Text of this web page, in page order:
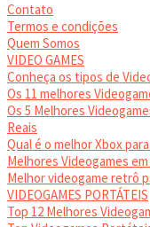
Contato
Termos e condições
Quem Somos
VIDEO GAMES
Conheça os tipos de
Os 11 melhores
Os 5 Melhores
Reais
Qual é o melhor Xbox
Melhores Videogames
Melhor videogame retrô
VIDEOGAMES PORTÁTEIS
Top 12 Melhores